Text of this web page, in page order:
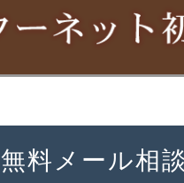
無料メール相